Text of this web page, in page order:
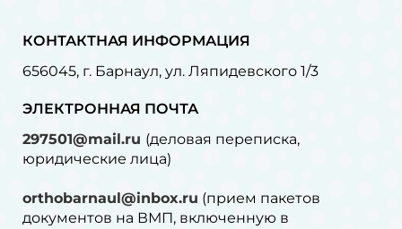
КОНТАКТНАЯ ИНФОРМАЦИЯ
656045, г. Барнаул, ул. Ляпидевского 1/3
ЭЛЕКТРОННАЯ ПОЧТА
297501@mail.ru (деловая переписка,
юридические лица)
orthobarnaul@inbox.ru (прием пакетов
документов на ВМП, включенную в